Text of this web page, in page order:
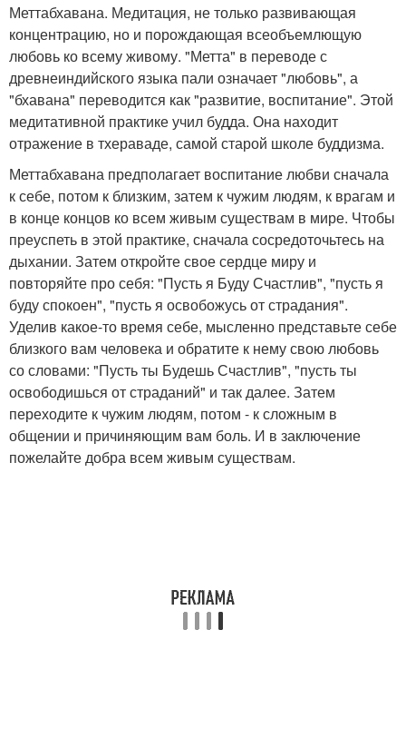
Меттабхавана. Медитация, не только развивающая
концентрацию, но и порождающая всеобъемлющую
любовь ко всему живому. "Метта" в переводе с
древнеиндийского языка пали означает "любовь", а
"бхавана" переводится как "развитие, воспитание". Этой
медитативной практике учил будда. Она находит
отражение в тхераваде, самой старой школе буддизма.
Меттабхавана предполагает воспитание любви сначала
к себе, потом к близким, затем к чужим людям, к врагам и
в конце концов ко всем живым существам в мире. Чтобы
преуспеть в этой практике, сначала сосредоточьтесь на
дыхании. Затем откройте свое сердце миру и
повторяйте про себя: "Пусть я Буду Счастлив", "пусть я
буду спокоен", "пусть я освобожусь от страдания".
Уделив какое-то время себе, мысленно представьте себе
близкого вам человека и обратите к нему свою любовь
со словами: "Пусть ты Будешь Счастлив", "пусть ты
освободишься от страданий" и так далее. Затем
переходите к чужим людям, потом - к сложным в
общении и причиняющим вам боль. И в заключение
пожелайте добра всем живым существам.